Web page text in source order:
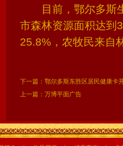
目前，鄂尔多斯生
市森林资源面积达到
25.8%，农牧民来自
下一篇： 鄂尔多斯东胜区居民健康卡
上一篇： 万博平面广告